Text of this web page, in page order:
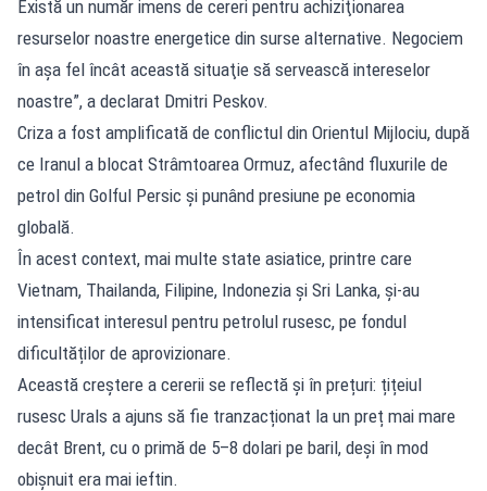
Există un număr imens de cereri pentru achiziţionarea
resurselor noastre energetice din surse alternative. Negociem
în aşa fel încât această situaţie să servească intereselor
noastre”, a declarat Dmitri Peskov.
Criza a fost amplificată de conflictul din Orientul Mijlociu, după
ce Iranul a blocat Strâmtoarea Ormuz, afectând fluxurile de
petrol din Golful Persic și punând presiune pe economia
globală.
În acest context, mai multe state asiatice, printre care
Vietnam, Thailanda, Filipine, Indonezia și Sri Lanka, și-au
intensificat interesul pentru petrolul rusesc, pe fondul
dificultăților de aprovizionare.
Această creștere a cererii se reflectă și în prețuri: țițeiul
rusesc Urals a ajuns să fie tranzacționat la un preț mai mare
decât Brent, cu o primă de 5–8 dolari pe baril, deși în mod
obișnuit era mai ieftin.